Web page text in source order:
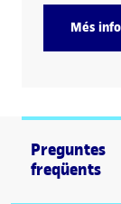
Més
Preguntes
freqüents